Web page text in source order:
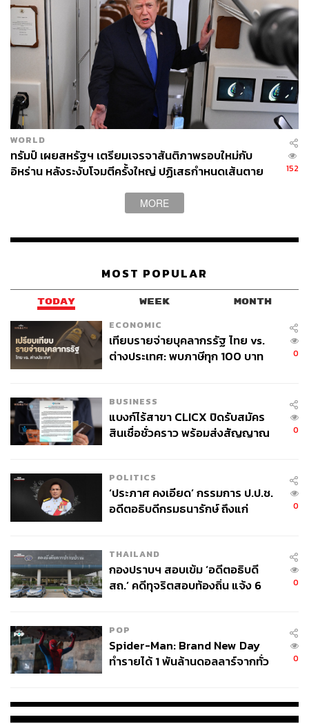
WORLD
ทรัมป์ เผยสหรัฐฯ เตรียมเจรจาสันติภาพรอบใหม่กับ
อิหร่าน หลังระงับโจมตีครั้งใหญ่ ปฏิเสธกำหนดเส้นตาย
152
MORE
MOST POPULAR
TODAY WEEK MONTH
ECONOMIC
เทียบรายจ่ายบุคลากรรัฐ ไทย vs.
ต่างประเทศ: พบภาษีทุก 100 บาท
0
BUSINESS
แบงก์ไร้สาขา CLICX ปิดรับสมัคร
สินเชื่อชั่วคราว พร้อมส่งสัญญาณ
0
POLITICS
‘ประภาศ คงเอียด’ กรรมการ ป.ป.ช.
อดีตอธิบดีกรมธนารักษ์ ถึงแก่
0
THAILAND
กองปราบฯ สอบเข้ม ‘อดีตอธิบดี
สถ.’ คดีทุจริตสอบท้องถิ่น แจ้ง 6
0
POP
Spider-Man: Brand New Day
ทำรายได้ 1 พันล้านดอลลาร์จากทั่ว
0